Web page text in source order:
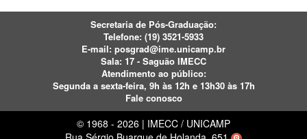
Secretaria de Pós-Graduação:
Telefone: (19) 3521-5933
E-mail: posgrad@ime.unicamp.br
Sala: 17 - Saguão IMECC
Atendimento ao público:
Segunda a sexta-feira, 9h às 12h e 13h30 às 17h
Fale conosco
© 1968 - 2026 | IMECC / UNICAMP